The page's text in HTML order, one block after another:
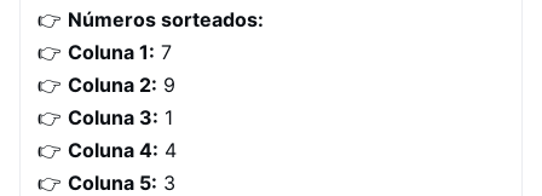
👉 Números sorteados:
👉 Coluna 1: 7
👉 Coluna 2: 9
👉 Coluna 3: 1
👉 Coluna 4: 4
👉 Coluna 5: 3